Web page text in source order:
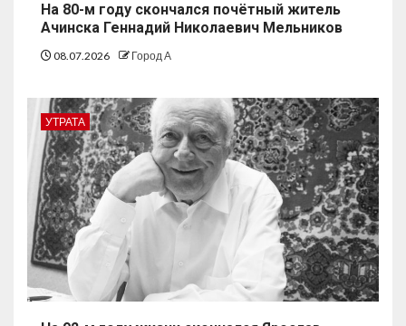
На 80-м году скончался почётный житель
Ачинска Геннадий Николаевич Мельников
08.07.2026 Город А
УТРАТА